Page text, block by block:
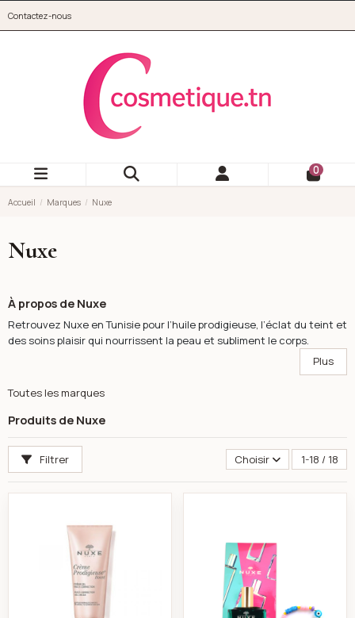
Contactez-nous
0
Accueil Marques Nuxe
Nuxe
À propos de Nuxe
Retrouvez Nuxe en Tunisie pour l’huile prodigieuse, l’éclat du teint et
des soins plaisir qui nourrissent la peau et subliment le corps.
Plus
Toutes les marques
Produits de Nuxe
Filtrer Choisir 1-18 / 18